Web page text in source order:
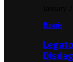
Bisnis